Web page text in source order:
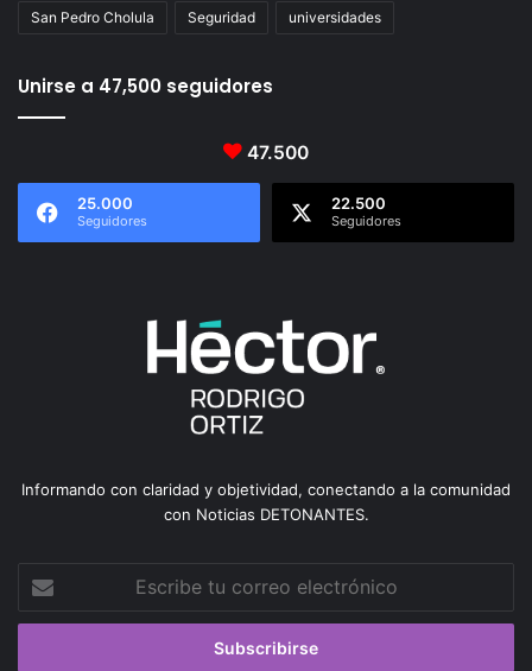
San Pedro Cholula Seguridad universidades
Unirse a 47,500 seguidores
47.500
25.000
Seguidores
22.500
Seguidores
Informando con claridad y objetividad, conectando a la comunidad
con Noticias DETONANTES.
correo